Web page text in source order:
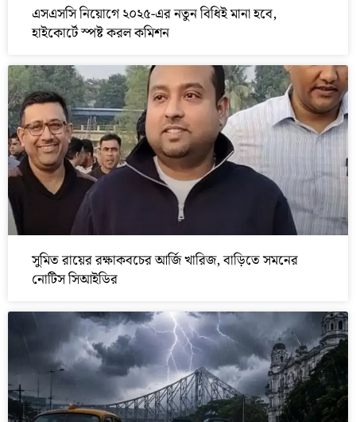
এসএসসি নিয়োগে ২০২৫-এর নতুন বিধিই মানা হবে,
হাইকোর্টে স্পষ্ট করল কমিশন
সুমিত রায়ের রক্ষাকবচের আর্জি খারিজ, বাড়িতে সমনের
নোটিস সিআইডির